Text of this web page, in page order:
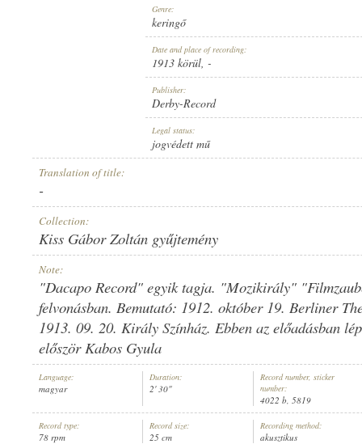
HARMATH ILONA,GÓZON GYULA
RECORD NUMBER: 4022 B
Genre:
keringő
Date and place of recording:
1913 körül, -
Publisher:
Derby-Record
Legal status:
jogvédett mű
Translation of title:
-
Collection:
Kiss Gábor Zoltán gyűjtemény
Note:
"Dacapo Record" egyik tagja. "Mozikirály"
felvonásban. Bemutató: 1912. október 19. Berliner
1913. 09. 20. Király Színház. Ebben az előadásban
először Kabos Gyula
Language:
magyar
Duration:
2' 30"
Record number, sticker
number:
4022 b, 5819
Record type:
78 rpm
Record size:
25 cm
Recording method:
akusztikus